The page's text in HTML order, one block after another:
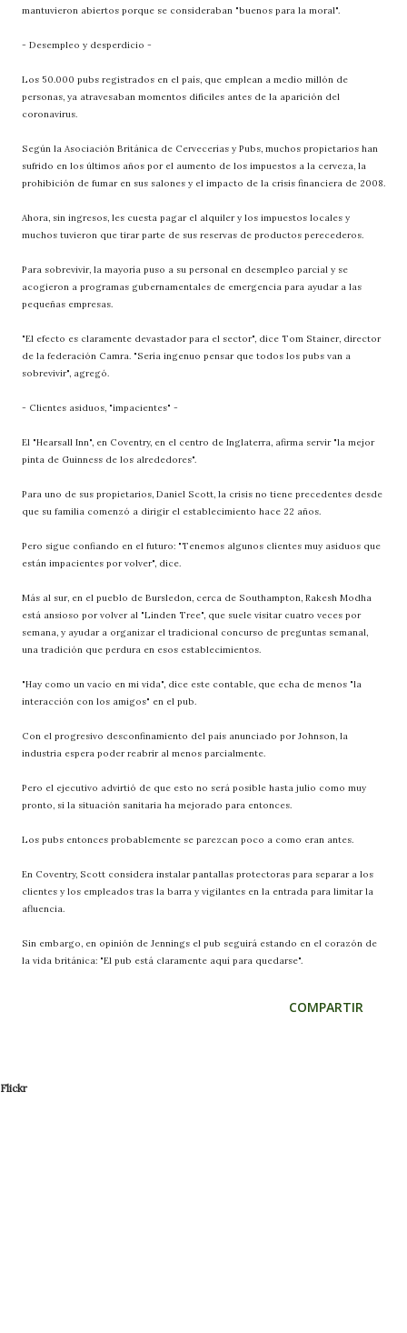
mantuvieron abiertos porque se consideraban "buenos para la moral".
- Desempleo y desperdicio -
Los 50.000 pubs registrados en el país, que emplean a medio millón de
personas, ya atravesaban momentos difíciles antes de la aparición del
coronavirus.
Según la Asociación Británica de Cervecerías y Pubs, muchos propietarios han
sufrido en los últimos años por el aumento de los impuestos a la cerveza, la
prohibición de fumar en sus salones y el impacto de la crisis financiera de 2008.
Ahora, sin ingresos, les cuesta pagar el alquiler y los impuestos locales y
muchos tuvieron que tirar parte de sus reservas de productos perecederos.
Para sobrevivir, la mayoría puso a su personal en desempleo parcial y se
acogieron a programas gubernamentales de emergencia para ayudar a las
pequeñas empresas.
"El efecto es claramente devastador para el sector", dice Tom Stainer, director
de la federación Camra. "Sería ingenuo pensar que todos los pubs van a
sobrevivir", agregó.
- Clientes asiduos, "impacientes" -
El "Hearsall Inn", en Coventry, en el centro de Inglaterra, afirma servir "la mejor
pinta de Guinness de los alrededores".
Para uno de sus propietarios, Daniel Scott, la crisis no tiene precedentes desde
que su familia comenzó a dirigir el establecimiento hace 22 años.
Pero sigue confiando en el futuro: "Tenemos algunos clientes muy asiduos que
están impacientes por volver", dice.
Más al sur, en el pueblo de Bursledon, cerca de Southampton, Rakesh Modha
está ansioso por volver al "Linden Tree", que suele visitar cuatro veces por
semana, y ayudar a organizar el tradicional concurso de preguntas semanal,
una tradición que perdura en esos establecimientos.
"Hay como un vacío en mi vida", dice este contable, que echa de menos "la
interacción con los amigos" en el pub.
Con el progresivo desconfinamiento del país anunciado por Johnson, la
industria espera poder reabrir al menos parcialmente.
Pero el ejecutivo advirtió de que esto no será posible hasta julio como muy
pronto, si la situación sanitaria ha mejorado para entonces.
Los pubs entonces probablemente se parezcan poco a como eran antes.
En Coventry, Scott considera instalar pantallas protectoras para separar a los
clientes y los empleados tras la barra y vigilantes en la entrada para limitar la
afluencia.
Sin embargo, en opinión de Jennings el pub seguirá estando en el corazón de
la vida británica: "El pub está claramente aquí para quedarse".
COMPARTIR
Flickr